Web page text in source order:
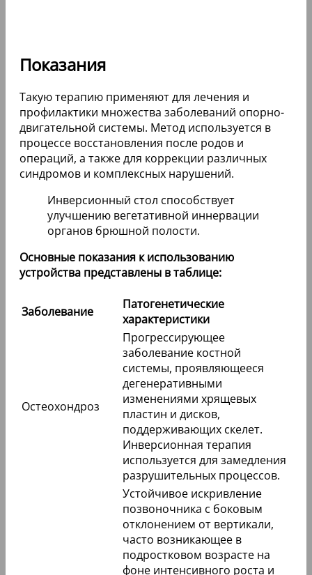
Показания
Такую терапию применяют для лечения и
профилактики множества заболеваний опорно-
двигательной системы. Метод используется в
процессе восстановления после родов и
операций, а также для коррекции различных
синдромов и комплексных нарушений.
Инверсионный стол способствует
улучшению вегетативной иннервации
органов брюшной полости.
Основные показания к использованию
устройства представлены в таблице:
Заболевание
Патогенетические
характеристики
Остеохондроз
Прогрессирующее
заболевание костной
системы, проявляющееся
дегенеративными
изменениями хрящевых
пластин и дисков,
поддерживающих скелет.
Инверсионная терапия
используется для замедления
разрушительных процессов.
Устойчивое искривление
позвоночника с боковым
отклонением от вертикали,
часто возникающее в
подростковом возрасте на
фоне интенсивного роста и